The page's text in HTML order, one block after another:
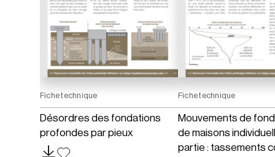
Fiche technique
Désordres des fondations
profondes par pieux
Fiche technique
Mouvements de
de maisons
partie : tassements